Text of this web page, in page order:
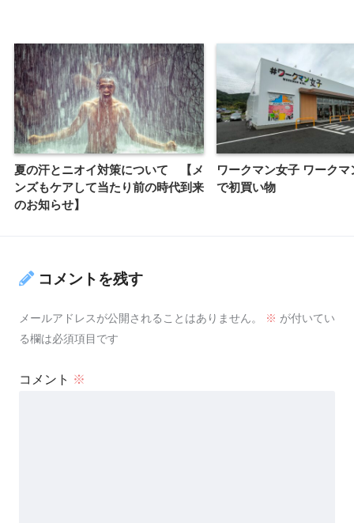
夏の汗とニオイ対策について 【メ
ンズもケアして当たり前の時代到来
のお知らせ】
ワークマン女子 ワークマ
で初買い物
コメントを残す
メールアドレスが公開されることはありません。 ※ が付いてい
る欄は必須項目です
コメント ※